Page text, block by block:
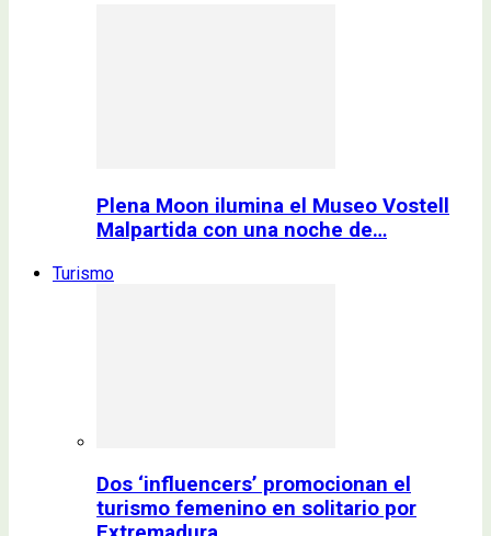
Plena Moon ilumina el Museo Vostell
Malpartida con una noche de…
Turismo
Dos ‘influencers’ promocionan el
turismo femenino en solitario por